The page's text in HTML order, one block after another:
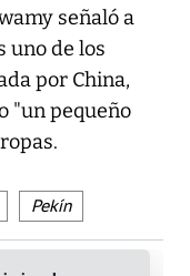
señaló a
uno de los
por China,
"un pequeño
Pekín